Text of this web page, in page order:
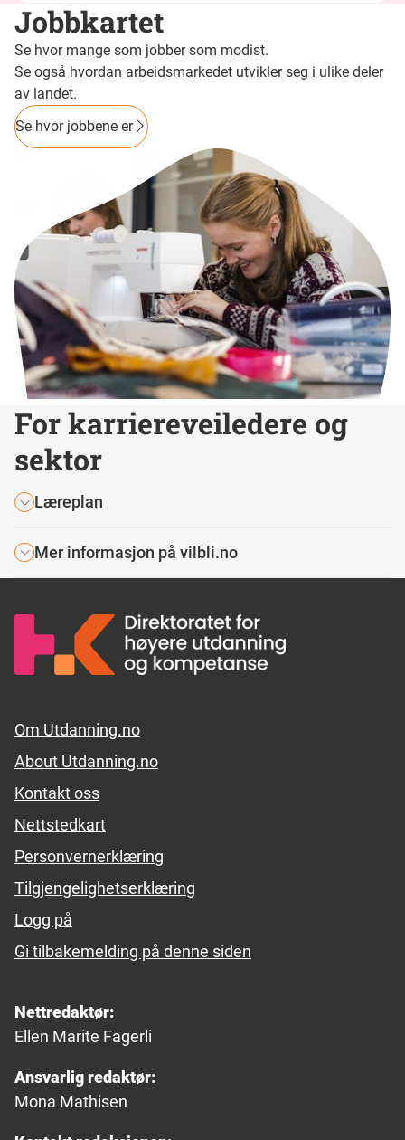
Jobbkartet
Se hvor mange som jobber som modist.
Se også hvordan arbeidsmarkedet utvikler seg i ulike deler
av landet.
Se hvor jobbene er
For karriereveiledere og
sektor
Læreplan
Mer informasjon på vilbli.no
Footer links
Om Utdanning.no
About Utdanning.no
Kontakt oss
Nettstedkart
Personvernerklæring
Tilgjengelighetserklæring
Logg på
Gi tilbakemelding på denne siden
Nettredaktør:
Ellen Marite Fagerli
Ansvarlig redaktør:
Mona Mathisen